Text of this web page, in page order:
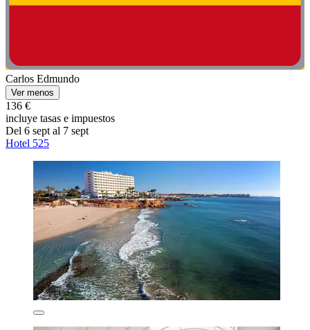
Carlos Edmundo
Ver menos
136 €
incluye tasas e impuestos
Del 6 sept al 7 sept
Hotel 525